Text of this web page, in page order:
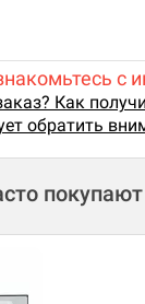
с
Как
обратить
покупают